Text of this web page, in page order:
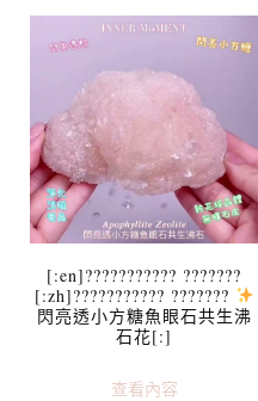
[:en]??????????? ???????
[:zh]??????????? ???????
閃亮透小方糖魚眼石共生沸
石花[:]
查看內容